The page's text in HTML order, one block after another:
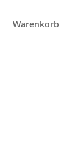
Warenkorb